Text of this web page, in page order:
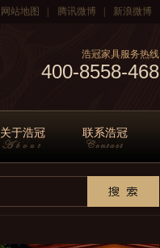
网站地图 腾讯微博 新浪微博
浩冠家具服务热线
400-8558-468
关于浩冠 联系浩冠